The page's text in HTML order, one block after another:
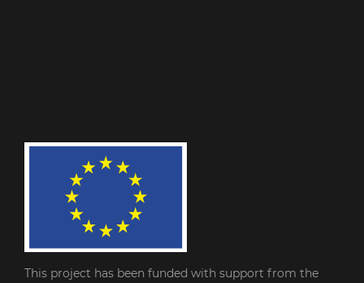
This project has been funded with support from the